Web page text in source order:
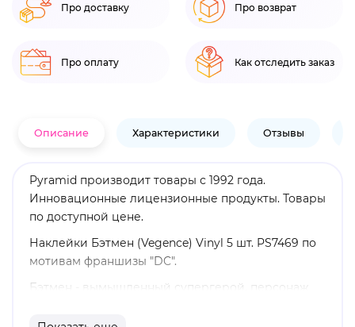
Про доставку Про возврат
Про оплату Как отследить заказ
Описание Характеристики Отзывы
Pyramid производит товары с 1992 года.
Инновационные лицензионные продукты. Товары
по доступной цене.
Наклейки Бэтмен (Vegence) Vinyl 5 шт. PS7469 по
мотивам франшизы "DC".
Бэтмен - вымышленный супергерой, персонаж